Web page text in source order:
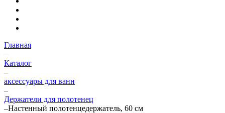
Главная
–
Каталог
–
аксессуары для ванн
–
Держатели для полотенец
–Настенный полотенцедержатель, 60 см